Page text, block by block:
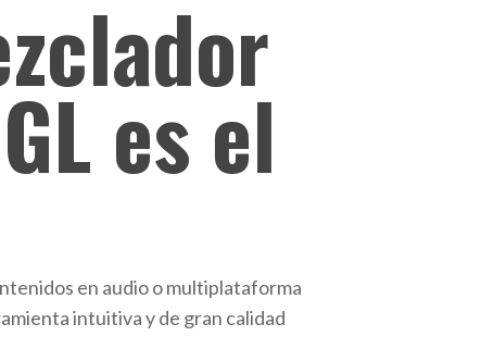
es el
en audio o multiplataforma
intuitiva y de gran calidad